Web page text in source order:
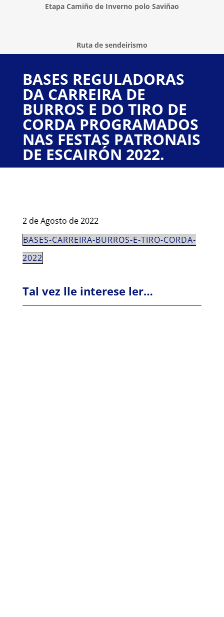
Etapa Camiño de Inverno polo Saviñao
Ruta de sendeirismo
BASES REGULADORAS
DA CARREIRA DE
BURROS E DO TIRO DE
CORDA PROGRAMADOS
NAS FESTAS PATRONAIS
DE ESCAIRÓN 2022.
2 de Agosto de 2022
BASES-CARREIRA-BURROS-E-TIRO-CORDA-
2022
Tal vez lle interese ler…